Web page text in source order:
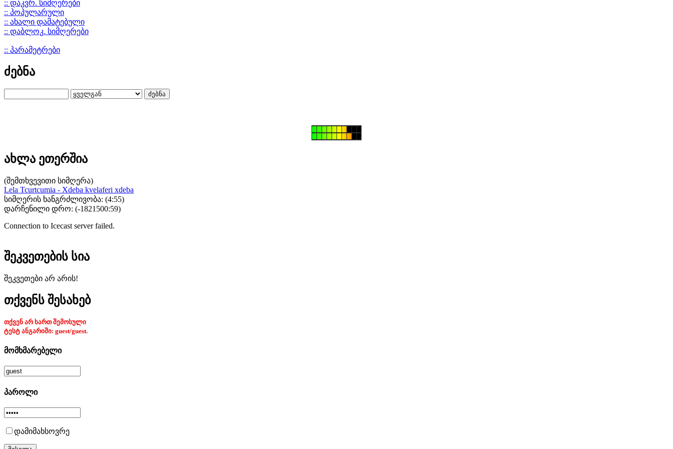
:: დაკვრ. სიმღერები
:: პოპულარული
:: ახალი დამატებული
:: დაბლოკ. სიმღერები
:: პარამეტრები
ძებნა
ახლა ეთერშია
(შემთხვევითი სიმღერა)
Lela Tcurtcumia - Xdeba kvelaferi xdeba
სიმღერის ხანგრძლივობა: (4:55)
დარჩენილი დრო: (-1821500:59)
Connection to Icecast server failed.
შეკვეთების სია
შეკვეთები არ არის!
თქვენს შესახებ
თქვენ არ ხართ შემოსული
ტესტ ანგარიში: guest/guest.
მომხმარებელი
პაროლი
დამიმახსოვრე